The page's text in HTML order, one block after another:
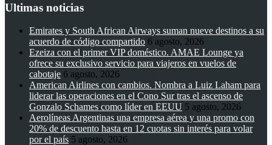
Ultimas noticias
Emirates y South African Airways suman nueve destinos a su
acuerdo de código compartido 6 agosto, 2026
Ezeiza con el primer VIP doméstico. AMAE Lounge ya
ofrece su exclusivo servicio para viajeros en vuelos de
cabotaje 6 agosto, 2026
American Airlines con cambios. Nombra a Luiz Laham para
liderar las operaciones en el Cono Sur tras el ascenso de
Gonzalo Schames como líder en EEUU 5 agosto, 2026
Aerolíneas Argentinas una empresa aérea y una promo con
20% de descuento hasta en 12 cuotas sin interés para volar
por el país 5 agosto, 2026